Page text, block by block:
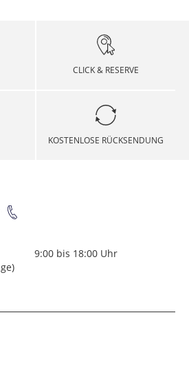
CLICK & RESERVE
KOSTENLOSE RÜCKSENDUNG
9:00 bis 18:00 Uhr